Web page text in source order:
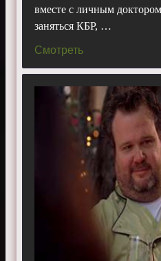
Танни, Рокмонд Данбар,
Смотреть 1 сезон «
хорошем качестве, на
вместе с личным
заняться КБР, …
Смотреть